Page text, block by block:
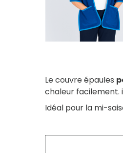
Le couvre épaules
chaleur facilement.
Idéal pour la mi-